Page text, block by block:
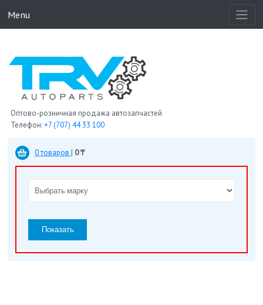
Menu
Оптово-розничная продажа автозапчастей
Телефон:+7 (707) 44 33 100
0 товаров | 0 ₸
Показать